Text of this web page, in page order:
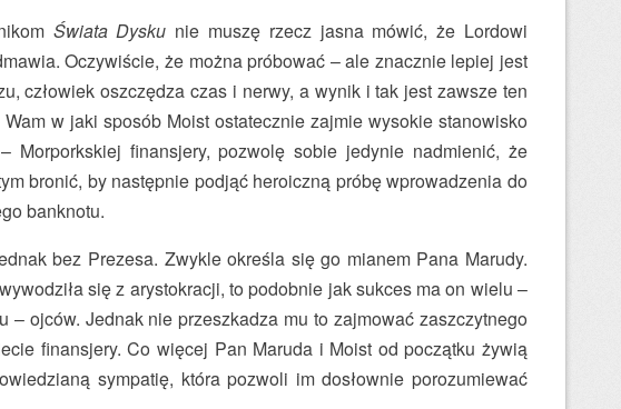
Świata Dysku nie muszę rzecz jasna mówić, że Lordowi
Oczywiście, że można próbować – ale znacznie lepiej jest
człowiek oszczędza czas i nerwy, a wynik i tak jest zawsze ten
w jaki sposób Moist ostatecznie zajmie wysokie stanowisko
Morporkskiej finansjery, pozwolę sobie jedynie nadmienić, że
bronić, by następnie podjąć heroiczną próbę wprowadzenia do
banknotu.
bez Prezesa. Zwykle określa się go mianem Pana Marudy.
się z arystokracji, to podobnie jak sukces ma on wielu –
– ojców. Jednak nie przeszkadza mu to zajmować zaszczytnego
finansjery. Co więcej Pan Maruda i Moist od początku żywią
sympatię, która pozwoli im dosłownie porozumiewać